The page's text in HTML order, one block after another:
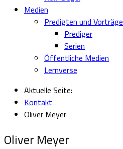
Medien
Predigten und Vorträge
Prediger
Serien
Öffentliche Medien
Lernverse
Aktuelle Seite:
Kontakt
Oliver Meyer
Oliver Meyer